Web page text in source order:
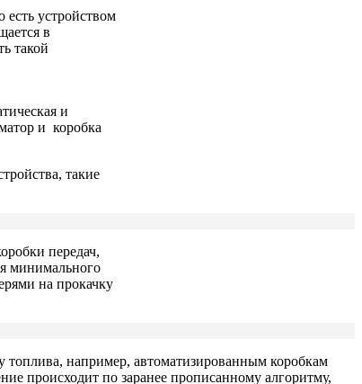
есть устройством
в
такой
и
и коробка
такие
передач,
минимального
на прокачку
топлива, например, автоматизированным коробкам
происходит по заранее прописанному алгоритму,